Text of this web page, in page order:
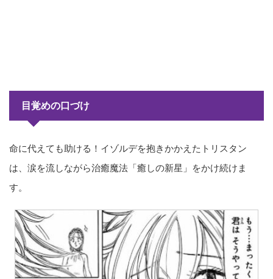
目覚めの口づけ
命に代えても助ける！イゾルデを抱きかかえたトリスタン
は、涙を流しながら治癒魔法「癒しの新星」をかけ続けま
す。